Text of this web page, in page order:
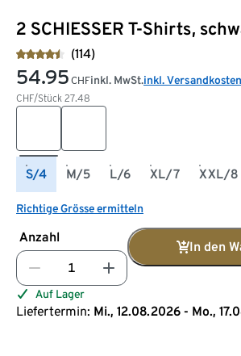
2 SCHIESSER T-Shirts,
(114)
54.95 CHF
CHF/Stück 27.48
inkl. MwSt.inkl. Versandkosten
S/4 M/5 L/6 XL/7 XXL/8
Richtige Grösse ermitteln
Anzahl
In den
Auf Lager
Liefertermin: Mi., 12.08.2026 - Mo.,